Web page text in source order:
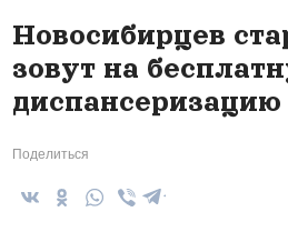
Новосибирцев
зовут на
диспансеризацию
Поделиться